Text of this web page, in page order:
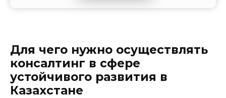
Для чего нужно осуществлять
консалтинг в сфере
устойчивого развития в
Казахстане